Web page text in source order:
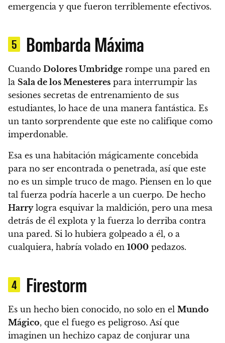
emergencia y que fueron terriblemente efectivos.
5 Bombarda Máxima
Cuando Dolores Umbridge rompe una pared en
la Sala de los Menesteres para interrumpir las
sesiones secretas de entrenamiento de sus
estudiantes, lo hace de una manera fantástica. Es
un tanto sorprendente que este no califique como
imperdonable.
Esa es una habitación mágicamente concebida
para no ser encontrada o penetrada, así que este
no es un simple truco de mago. Piensen en lo que
tal fuerza podría hacerle a un cuerpo. De hecho
Harrylogra esquivar la maldición, pero una mesa
detrás de él explota y la fuerza lo derriba contra
una pared. Si lo hubiera golpeado a él, o a
cualquiera, habría volado en 1000 pedazos.
4 Firestorm
Es un hecho bien conocido, no solo en el Mundo
Mágico, que el fuego es peligroso. Así que
imaginen un hechizo capaz de conjurar una